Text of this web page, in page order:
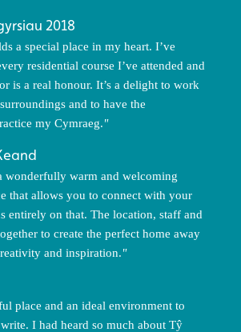
2018
a special place in my heart. I’ve
residential course I’ve attended and
is a real honour. It’s a delight to work
and to have the
my Cymraeg.
wonderfully warm and welcoming
that allows you to connect with your
entirely on that. The location, staff and
to create the perfect home away
and inspiration.
place and an ideal environment to
I had heard so much about Tŷ